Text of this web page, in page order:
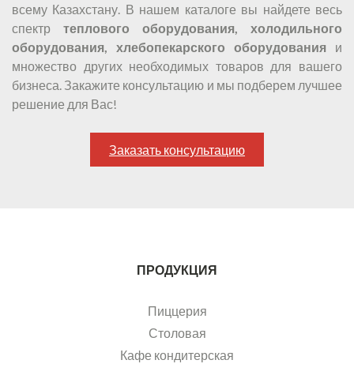
всему Казахстану. В нашем каталоге вы найдете весь
спектр теплового оборудования, холодильного
оборудования, хлебопекарского оборудования и
множество других необходимых товаров для вашего
бизнеса. Закажите консультацию и мы подберем лучшее
решение для Вас!
Заказать консультацию
ПРОДУКЦИЯ
Пиццерия
Столовая
Кафе кондитерская